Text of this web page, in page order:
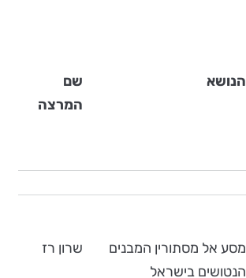
הנושא
שם
המרצה
מסע אל מסתורין המבנים
הנטושים בישראל
שרון רז